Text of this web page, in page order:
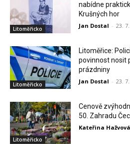
Litoměřicko
nabídne
Krušných hor
Jan Dostal - 23.
Litoměřicko
Litoměřice:
povinnost nosit
prázdniny
Jan Dostal - 23.
Litoměřicko
Cenově
50. Zahradu
Kateřina Hažvová